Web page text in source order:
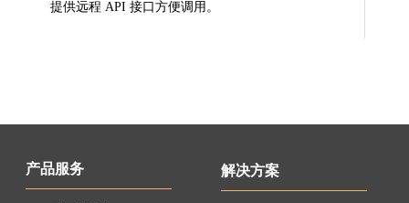
提供远程 API 接口方便调用。
解决方案
产品服务